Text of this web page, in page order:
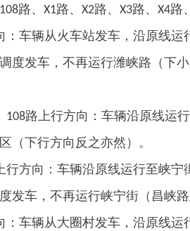
108路、 X1路、 X2路、 X3路、 X4路
：车辆从火车站发车，沿原线
度发车，不再运行潍峡路（下
108路上行方向：车辆沿原线运
（下行方向反之亦然）。
行方向：车辆沿原线运行至峡宁
发车，不再运行峡宁街（昌峡
：车辆从大圈村发车，沿原线运